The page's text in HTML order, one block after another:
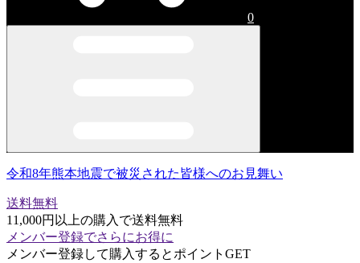
0
令和8年熊本地震で被災された皆様へのお見舞い
送料無料
11,000円以上の購入で送料無料
メンバー登録でさらにお得に
メンバー登録して購入するとポイントGET